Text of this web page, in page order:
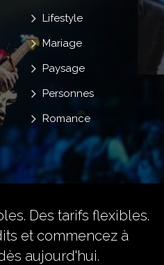
Lifestyle
Mariage
Paysage
Personnes
Romance
Des tarifs flexibles.
et commencez à
aujourd'hui.